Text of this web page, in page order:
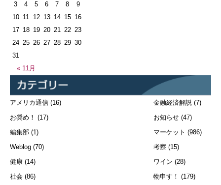
« 11月
3
4 5 6 7 8
9
10 11 12 13 14 15 16
17 18 19 20 21 22 23
24 25 26 27 28 29 30
31
アメリカ通信 (16)
お奨め！ (17)
編集部 (1)
Weblog (70)
健康 (14)
社会 (86)
金融経済解説 (7)
お知らせ (47)
マーケット (986)
考察 (15)
ワイン (28)
物申す！ (179)